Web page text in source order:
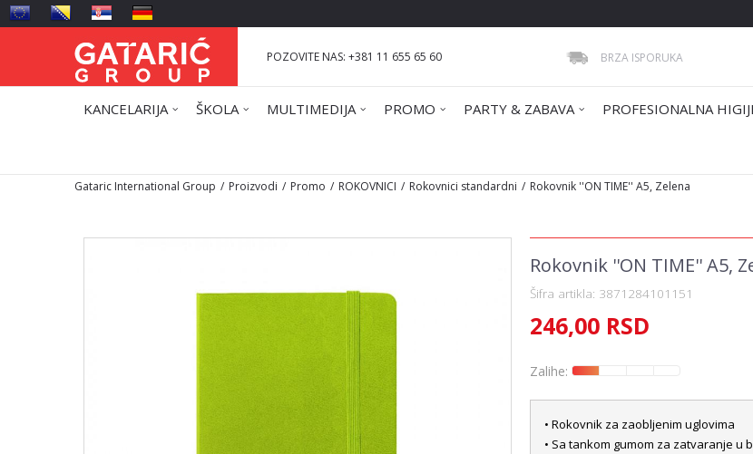
POZOVITE NAS: +381 11 655 65 60 BRZA ISPORUKA
KANCELARIJA ŠKOLA MULTIMEDIJA PROMO PARTY & ZABAVA PROFESIONALNA
Gataric International Group Proizvodi Promo ROKOVNICI Rokovnici standardni Rokovnik ''ON TIME'' A5, Zelena
Rokovnik ''ON TIME'' A5,
Šifra artikla: 3871284101151
246,00 RSD
Zalihe:
• Rokovnik za zaobljenim uglovima
• Sa tankom gumom za zatvaranje u